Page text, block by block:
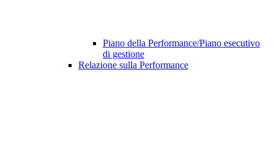
Piano della Performance/Piano esecutivo
di gestione
Relazione sulla Performance